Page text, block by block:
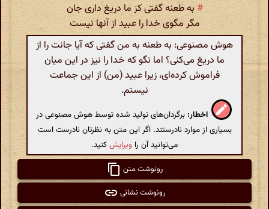
# به طعنه گفتی کز ما دریغ داری جان
مگر مگوی خدا را عبید از آنها نیست
هوش مصنوعی: به طعنه به من گفتی که آیا جانت را از
ما دریغ می‌کنی؟ اما نگو که خدا را نیز در این میان
فراموش کرده‌ای، زیرا عبید (من) از این جماعت
نیستم.
اخطار: برگردان‌های تولید شده توسط هوش مصنوعی در
بسیاری از موارد نادرستند. اگر این متن به نظرتان نادرست است
می‌توانید آن را ویرایشکنید.
رونوشت متن
رونوشت نشانی